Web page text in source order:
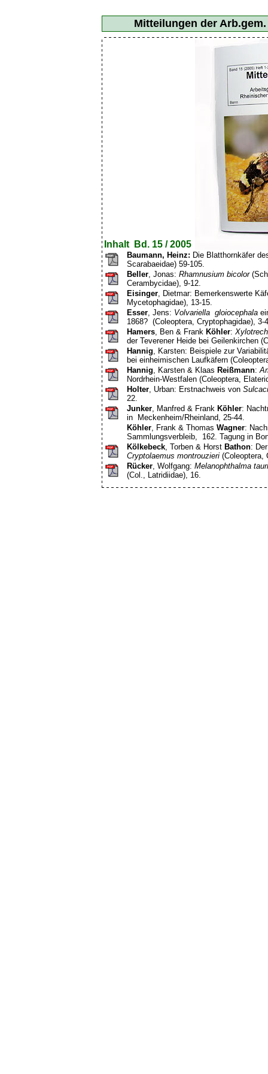
Mitteilungen der
Inhalt Bd. 15 / 2005
Baumann, Heinz: Die Blatthornkäfer
Scarabaeidae) 59-105.
Beller, Jonas: Rhamnusium bicolor
Cerambycidae), 9-12.
Eisinger, Dietmar: Bemerkenswerte
Mycetophagidae), 13-15.
Esser, Jens: Volvariella gloiocephala
1868? (Coleoptera, Cryptophagidae), 3-
Hamers, Ben & Frank Köhler:
der Teverener Heide bei Geilenkirchen
Hannig, Karsten: Beispiele zur
bei einheimischen Laufkäfern
Hannig, Karsten & Klaas Reißmann:
Nordrhein-Westfalen (Coleoptera,
Holter, Urban: Erstnachweis von
22.
Junker, Manfred & Frank Köhler:
in Meckenheim/Rheinland, 25-44.
Köhler, Frank & Thomas Wagner:
Sammlungsverbleib, 162. Tagung in
Kölkebeck, Torben & Horst Bathon:
Cryptolaemus montrouzieri (Coleoptera,
Rücker, Wolfgang: Melanophthalma
(Col., Latridiidae), 16.